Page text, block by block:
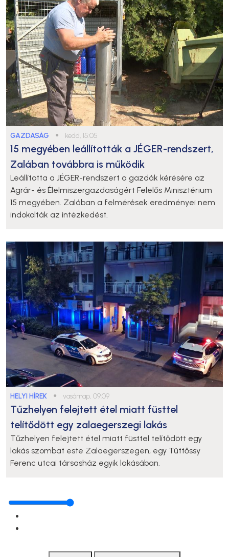
GAZDASÁG ● kedd, 15:05
15 megyében leállították a JÉGER-rendszert,
Zalában továbbra is működik
Leállította a JÉGER-rendszert a gazdák kérésére az
Agrár- és Élelmiszergazdaságért Felelős Minisztérium
15 megyében. Zalában a felmérések eredményei nem
indokolták az intézkedést.
HELYI HÍREK ● vasárnap, 09:09
Tűzhelyen felejtett étel miatt füsttel
telítődött egy zalaegerszegi lakás
Tűzhelyen felejtett étel miatt füsttel telítődött egy
lakás szombat este Zalaegerszegen, egy Tüttőssy
Ferenc utcai társasház egyik lakásában.